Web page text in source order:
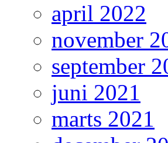
april 2022
november
september
juni 2021
marts 2021